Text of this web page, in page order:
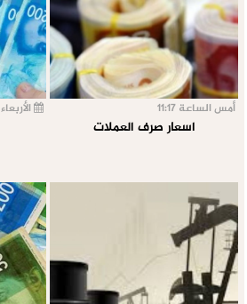
أمس الساعة 11:17
اسعار صرف العملات
الأربعاء 05/08/2026